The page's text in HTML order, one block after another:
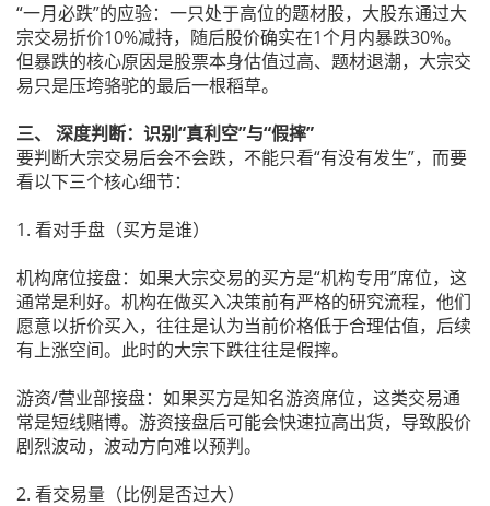
“一月必跌”的应验：一只处于高位的题材股，大股东通过大
宗交易折价10%减持，随后股价确实在1个月内暴跌30%。
但暴跌的核心原因是股票本身估值过高、题材退潮，大宗交
易只是压垮骆驼的最后一根稻草。
三、 深度判断：识别“真利空”与“假摔”
要判断大宗交易后会不会跌，不能只看“有没有发生”，而要
看以下三个核心细节：
1. 看对手盘（买方是谁）
机构席位接盘：如果大宗交易的买方是“机构专用”席位，这
通常是利好。机构在做买入决策前有严格的研究流程，他们
愿意以折价买入，往往是认为当前价格低于合理估值，后续
有上涨空间。此时的大宗下跌往往是假摔。
游资/营业部接盘：如果买方是知名游资席位，这类交易通
常是短线赌博。游资接盘后可能会快速拉高出货，导致股价
剧烈波动，波动方向难以预判。
2. 看交易量（比例是否过大）